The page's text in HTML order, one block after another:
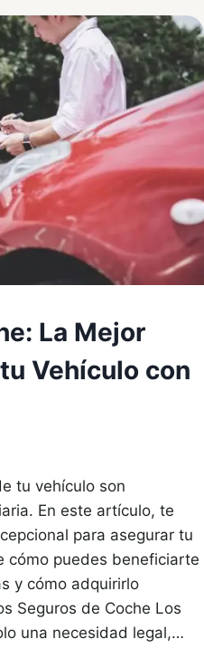
La Mejor
Vehículo con
tu vehículo son
En este artículo, te
para asegurar tu
cómo puedes beneficiarte
y cómo adquirirlo
Seguros de Coche Los
una necesidad legal,…